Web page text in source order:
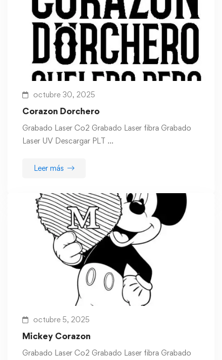
octubre 30, 2025
Corazon Dorchero
Grabado Laser Co2 Grabado Laser fibra Grabado
Laser UV Descargar PLT …
Leer más
octubre 5, 2025
Mickey Corazon
Grabado Laser Co2 Grabado Laser fibra Grabado